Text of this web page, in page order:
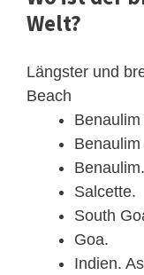
Welt?
Längster und
Beach
Benaulim.
Salcette.
South
Goa.
Indien.